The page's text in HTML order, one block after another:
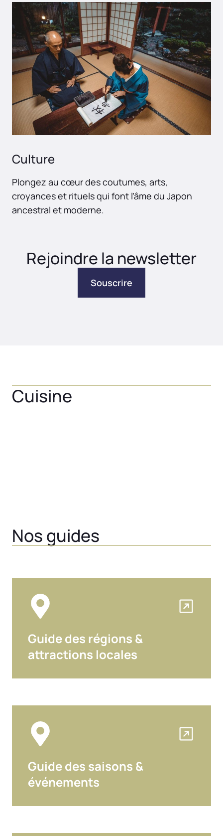
Culture
Plongez au cœur des coutumes, arts,
croyances et rituels qui font l’âme du Japon
ancestral et moderne.
Rejoindre la newsletter
Souscrire
Cuisine
Nos guides
Guide des régions &
attractions locales
Guide des saisons &
événements